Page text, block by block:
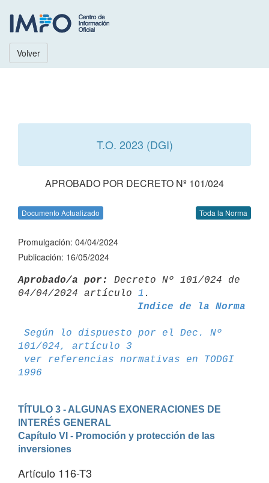
Volver
T.O. 2023 (DGI)
APROBADO POR DECRETO Nº 101/024
Documento Actualizado Toda la Norma
Promulgación: 04/04/2024
Publicación: 16/05/2024
Aprobado/a por:
Decreto Nº 101/024 de
04/04/2024 artículo 1
Indice de la Norma
Según lo dispuesto por el Dec. Nº
101/024, artículo 3
ver referencias normativas en TODGI
1996
TÍTULO 3 - ALGUNAS EXONERACIONES DE
INTERÉS GENERAL
Capítulo VI - Promoción y protección de las
inversiones
Artículo 116-T3